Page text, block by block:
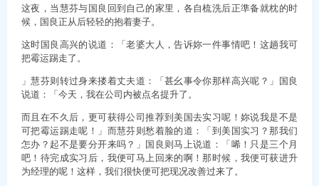
这夜，当慧芬与国良回到自己的家里，各自梳洗后正準备就枕的时
候，国良正从后轻轻的抱着妻子。
这时国良高兴的说道：「老婆大人，告诉妳一件事情吧！这趟我可
把霉运踢走了。
」慧芬则转过身来搂着丈夫道：「甚幺事令你那样高兴呢？」国良
说道：「今天，我在公司内被点名提升了。
而且在不久后，更可获得公司推荐到美国去实习呢！妳说我是不是
可把霉运踢走呢！」而慧芬则愁着脸的道：「到美国实习？那我们
怎办？起不是要分开来吗？」国良则马上说道：「唏！只是三个月
吧！待完成实习后，我便可马上回来的啊！那时候，我便可获进升
为经理的呢！这样，我们很快便可把现况改善过来了。